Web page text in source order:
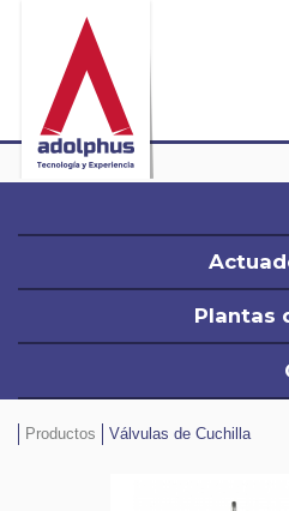
Plantas
Productos Válvulas de Cuchilla